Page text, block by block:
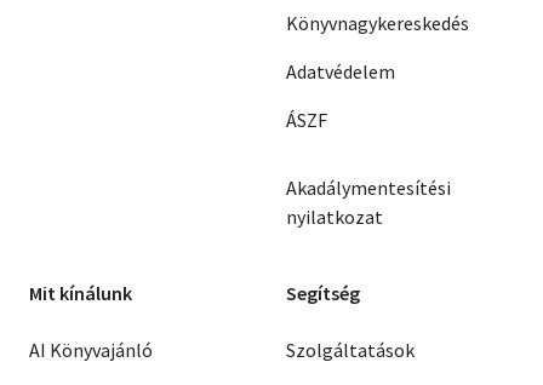
Könyvnagykereskedés
Adatvédelem
ÁSZF
Akadálymentesítési
nyilatkozat
Mit kínálunk
AI Könyvajánló
Segítség
Szolgáltatások